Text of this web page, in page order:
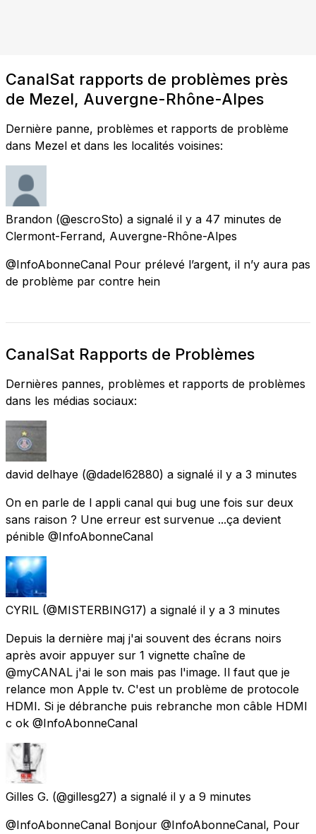
CanalSat rapports de problèmes près
de Mezel, Auvergne-Rhône-Alpes
Dernière panne, problèmes et rapports de problème
dans Mezel et dans les localités voisines:
Brandon (@escroSto) a signalé il y a 47 minutes de
Clermont-Ferrand, Auvergne-Rhône-Alpes
@InfoAbonneCanal Pour prélevé l’argent, il n’y aura pas
de problème par contre hein
CanalSat Rapports de Problèmes
Dernières pannes, problèmes et rapports de problèmes
dans les médias sociaux:
david delhaye (@dadel62880) a signalé il y a 3 minutes
On en parle de l appli canal qui bug une fois sur deux
sans raison ? Une erreur est survenue ...ça devient
pénible @InfoAbonneCanal
CYRIL (@MISTERBING17) a signalé il y a 3 minutes
Depuis la dernière maj j'ai souvent des écrans noirs
après avoir appuyer sur 1 vignette chaîne de
@myCANAL j'ai le son mais pas l'image. Il faut que je
relance mon Apple tv. C'est un problème de protocole
HDMI. Si je débranche puis rebranche mon câble HDMI
c ok @InfoAbonneCanal
Gilles G. (@gillesg27) a signalé il y a 9 minutes
@InfoAbonneCanal Bonjour @InfoAbonneCanal, Pour